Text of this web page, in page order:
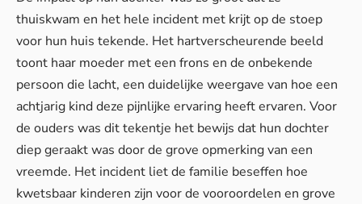
thuiskwam en het hele incident met krijt op de stoep
voor hun huis tekende. Het hartverscheurende beeld
toont haar moeder met een frons en de onbekende
persoon die lacht, een duidelijke weergave van hoe een
achtjarig kind deze pijnlijke ervaring heeft ervaren. Voor
de ouders was dit tekentje het bewijs dat hun dochter
diep geraakt was door de grove opmerking van een
vreemde. Het incident liet de familie beseffen hoe
kwetsbaar kinderen zijn voor de vooroordelen en grove